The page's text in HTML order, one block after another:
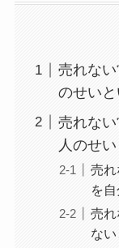
売れな
のせいと
売れな
人のせい
売
を
売れ
な